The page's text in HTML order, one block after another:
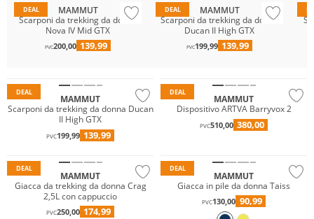
DEAL
MAMMUT
Scarponi da trekking da donna
Nova IV Mid GTX
PVC200,00 139,99
DEAL
MAMMUT
Scarponi da trekking da donna
Ducan II High GTX
PVC199,99 139,99
DEAL
MAMMUT
Scarponi da trekking da donna Ducan
II High GTX
PVC199,99 139,99
DEAL
MAMMUT
Dispositivo ARTVA Barryvox 2
PVC510,00 380,00
DEAL
MAMMUT
Giacca da trekking da donna Crag
2,5L con cappuccio
PVC250,00 174,99
DEAL
MAMMUT
Giacca in pile da donna Taiss
PVC130,00 90,99
Resistente all'acqua
Resistente all'acqua